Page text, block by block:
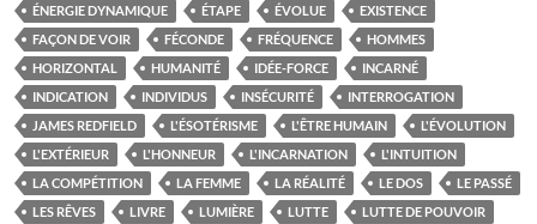
ÉNERGIE DYNAMIQUE
ÉTAPE ÉVOLUE
EXISTENCE
FAÇON DE VOIR
FÉCONDE FRÉQUENCE
HOMMES
HORIZONTAL
HUMANITÉ IDÉE-FORCE
INCARNÉ
INDICATION
INDIVIDUS INSÉCURITÉ
INTERROGATION
JAMES REDFIELD
L'ÉSOTÉRISME L'ÊTRE HUMAIN
L'ÉVOLUTION
L'EXTÉRIEUR
L'HONNEUR L'INCARNATION
L'INTUITION
LA COMPÉTITION
LA FEMME LA RÉALITÉ LE DOS
LE PASSÉ
LES RÊVES
LIVRE LUMIÈRE LUTTE
LUTTE DE POUVOIR